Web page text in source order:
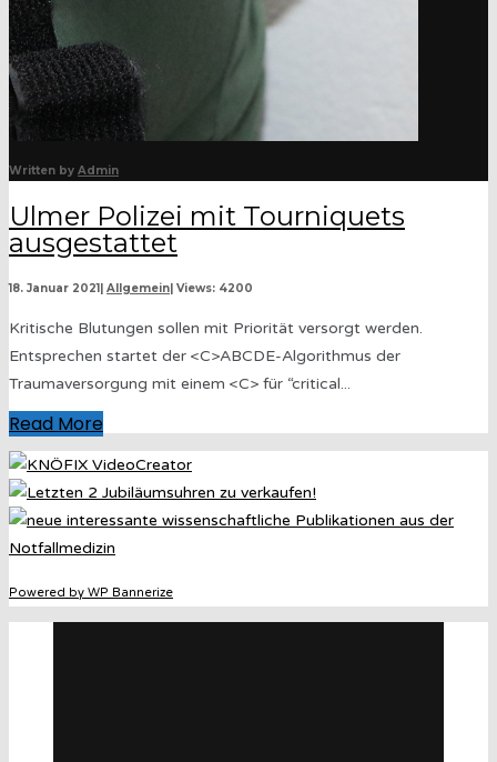
Written by Admin
Ulmer Polizei mit Tourniquets
ausgestattet
18. Januar 2021| Allgemein| Views: 4200
Kritische Blutungen sollen mit Priorität versorgt werden.
Entsprechen startet der <C>ABCDE-Algorithmus der
Traumaversorgung mit einem <C> für “critical...
Read More
Powered by WP Bannerize